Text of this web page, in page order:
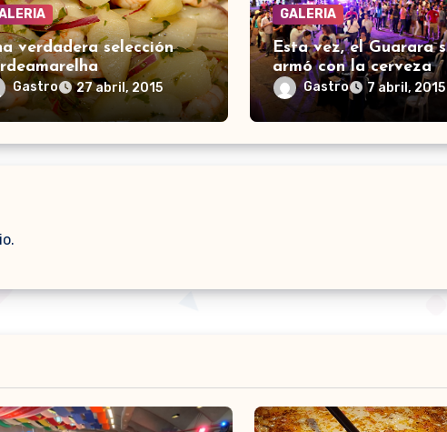
verdadera selección
Gastro 27 abril, 2015
GALERIA
Esta vez, el Guarara
armó con la cerveza
Gastro 7 abril, 2015